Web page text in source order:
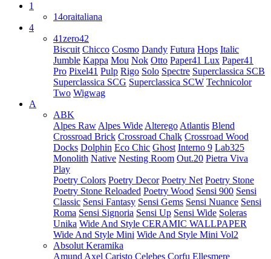
1
14oraitaliana
4
41zero42
Biscuit Chicco Cosmo Dandy Futura Hops Italic
Jumble Kappa Mou Nok Otto Paper41 Lux Paper41
Pro Pixel41 Pulp Rigo Solo Spectre Superclassica SCB
Superclassica SCG Superclassica SCW Technicolor
Two Wigwag
A
ABK
Alpes Raw Alpes Wide Alterego Atlantis Blend
Crossroad Brick Crossroad Chalk Crossroad Wood
Docks Dolphin Eco Chic Ghost Interno 9 Lab325
Monolith Native Nesting Room Out.20 Pietra Viva
Play
Poetry Colors Poetry Decor Poetry Net Poetry Stone
Poetry Stone Reloaded Poetry Wood Sensi 900 Sensi
Classic Sensi Fantasy Sensi Gems Sensi Nuance Sensi
Roma Sensi Signoria Sensi Up Sensi Wide Soleras
Unika Wide And Style CERAMIC WALLPAPER
Wide And Style Mini Wide And Style Mini Vol2
Absolut Keramika
Amund Axel Caristo Celebes Corfu Ellesmere